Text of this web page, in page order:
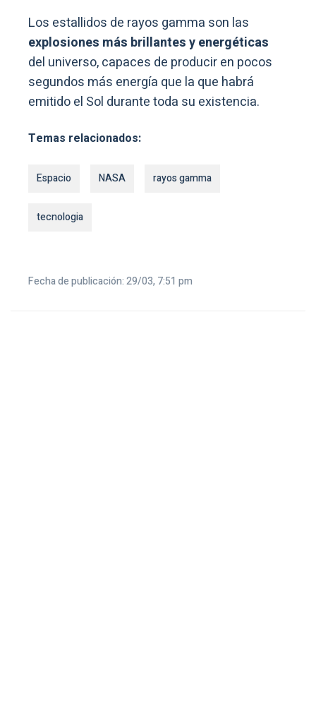
Los estallidos de rayos gamma son las
explosiones más brillantes y energéticas
del universo, capaces de producir en pocos
segundos más energía que la que habrá
emitido el Sol durante toda su existencia.
Temas relacionados:
Espacio NASA rayos gamma
tecnologia
Fecha de publicación: 29/03, 7:51 pm